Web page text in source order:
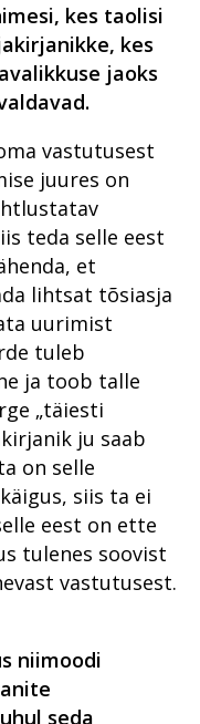
kes taolisi
kes
jaoks
vastutusest
juures on
teda selle eest
et
lihtsat tõsiasja
uurimist
tuleb
ja toob talle
„täiesti
ju saab
on selle
siis ta ei
eest on ette
tulenes soovist
vastutusest.
niimoodi
seda